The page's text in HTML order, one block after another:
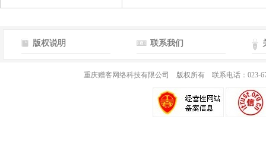
版权说明 联系我们
重庆赠客网络科技有限公司 版权所有 联系电话：023-